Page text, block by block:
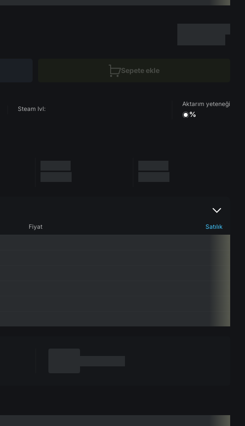
Sepete ekle
Steam lvl:
Aktarım yeteneği
%
Fiyat Satılık